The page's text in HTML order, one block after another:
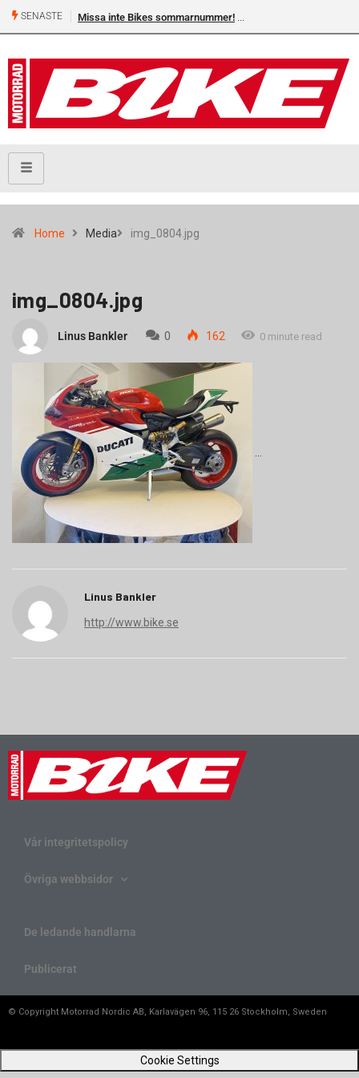
SENASTE Missa inte Bikes sommarnummer!
Home Media img_0804.jpg
img_0804.jpg
Linus Bankler 0 162 0 minute read
Linus Bankler
http://www.bike.se
Vår integritetspolicy
Övriga webbsidor
De ledande handlarna
Publicerat
© Copyright Motorrad Nordic AB, Karlavägen 96, 115 26 Stockholm, Sweden
Cookie Settings